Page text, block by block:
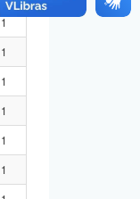
1
1
1
1
1
1